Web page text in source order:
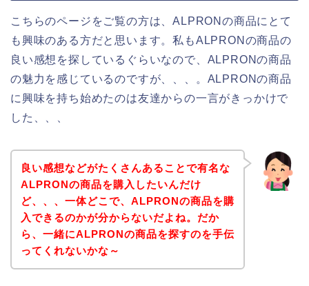
こちらのページをご覧の方は、ALPRONの商品にとて
も興味のある方だと思います。私もALPRONの商品の
良い感想を探しているぐらいなので、ALPRONの商品
の魅力を感じているのですが、、、。ALPRONの商品
に興味を持ち始めたのは友達からの一言がきっかけで
した、、、
良い感想などがたくさんあることで有名な
ALPRONの商品を購入したいんだけ
ど、、、一体どこで、ALPRONの商品を購
入できるのかが分からないだよね。だか
ら、一緒にALPRONの商品を探すのを手伝
ってくれないかな～